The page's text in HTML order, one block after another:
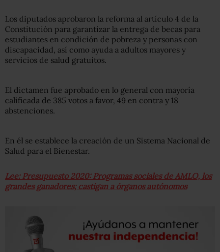
Los diputados aprobaron la reforma al artículo 4 de la
Constitución para garantizar la entrega de becas para
estudiantes en condición de pobreza y personas con
discapacidad, así como ayuda a adultos mayores y
servicios de salud gratuitos.
El dictamen fue aprobado en lo general con mayoría
calificada de 385 votos a favor, 49 en contra y 18
abstenciones.
En él se establece la creación de un Sistema Nacional de
Salud para el Bienestar.
Lee: Presupuesto 2020: Programas sociales de AMLO, los
grandes ganadores; castigan a órganos autónomos